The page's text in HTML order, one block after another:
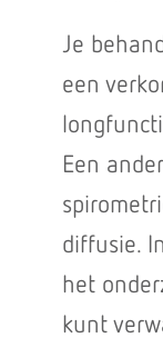
Je
een
Een
diffusie.
het
kunt